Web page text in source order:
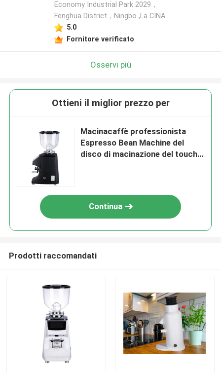
Economy Industrial Park 2029，
Fenghua District，Ningbo ,La CINA
5.0
Fornitore verificato
Osservi più
Ottieni il miglior prezzo per
Macinacaffè professionista
Espresso Bean Machine del
disco di macinazione del touch
Continua
Prodotti raccomandati